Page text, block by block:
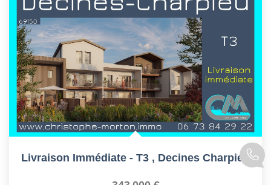
Livraison Immédiate - T3 , Decines Charpieu